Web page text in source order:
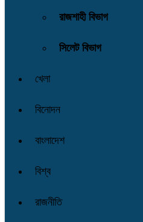
রাজশাহী বিভাগ
সিলেট বিভাগ
খেলা
বিনোদন
বাংলাদেশ
বিশ্ব
রাজনীতি